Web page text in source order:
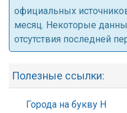
официальных
месяц. Некоторые
отсутствия последней
Полезные ссылки:
Города на букву Н